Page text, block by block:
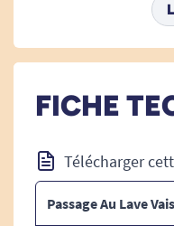
Retrouvez tous nos
FICHE
Télécharger
Passage Au Lave